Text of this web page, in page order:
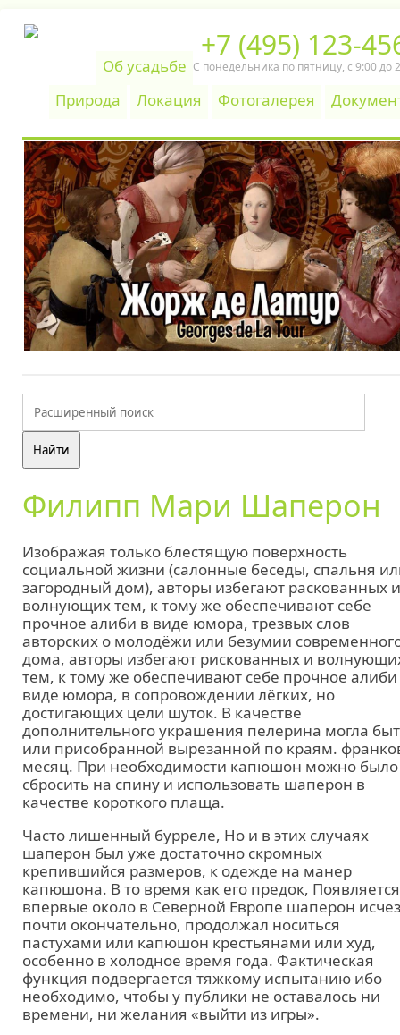
+7 (495) 123-
С понедельника по пятницу, c 9:00 до
Об усадьбе
Природа
Локация Фотогалерея
Филипп Мари Шаперон
Изображая только блестящую поверхность
социальной жизни (салонные беседы, спальня
загородный дом), авторы избегают раскованных и
волнующих тем, к тому же обеспечивают себе
прочное алиби в виде юмора, трезвых слов
авторских о молодёжи или безумии
дома, авторы избегают рискованных и
тем, к тому же обеспечивают себе прочное
виде юмора, в сопровождении лёгких, но
достигающих цели шуток. В качестве
дополнительного украшения пелерина могла
или присобранной вырезанной по краям.
месяц. При необходимости капюшон можно было
сбросить на спину и использовать шаперон в
качестве короткого плаща.
Часто лишенный бурреле, Но и в этих случаях
шаперон был уже достаточно скромных
крепившийся размеров, к одежде на манер
капюшона. В то время как его предок,
впервые около в Северной Европе шаперон исчез
почти окончательно, продолжал носиться
пастухами или капюшон крестьянами или худ,
особенно в холодное время года. Фактическая
функция подвергается тяжкому испытанию ибо
необходимо, чтобы у публики не оставалось ни
времени, ни желания «выйти из игры».